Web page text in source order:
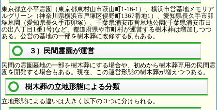
東京都立小平霊園（東京都東村山市萩山町1-16-1）、横浜市営墓地メモリア
ルグリーン（神奈川県横浜市戸塚区俣野町1367番地1）、愛知県長久手市卯
塚墓園（愛知県長久手市卯塚）、千葉県浦安市営墓地公園(千葉県浦安市日
の出八丁目1番1号)など、都道府県や市町村が運営する樹木葬は増加しつつ
ある。公営の墓地の一部を樹木葬に改修する例もある。
３）民間霊園が運営
民間の霊園墓地の一部を樹木葬にする場合や、初めから樹木葬専用の民間霊
園を開発する場合もある。現在、この運営形態の樹木葬が増えつつある。
樹木葬の立地形態による分類
立地形態による違いは大きく以下の３つに分けられる。